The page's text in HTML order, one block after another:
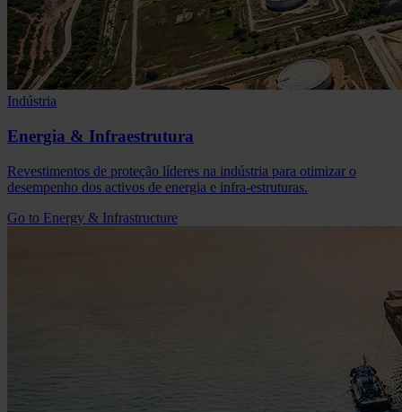
Indústria
Energia & Infraestrutura
Revestimentos de proteção líderes na indústria para otimizar o
desempenho dos activos de energia e infra-estruturas.
Go to Energy & Infrastructure